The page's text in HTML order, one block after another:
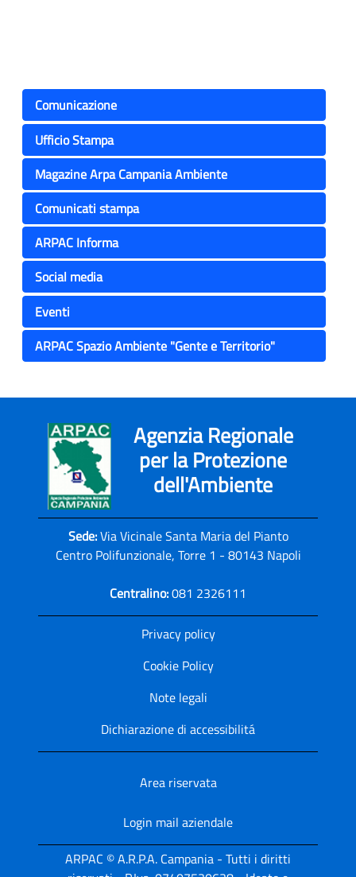
Comunicazione
Ufficio Stampa
Magazine Arpa Campania Ambiente
Comunicati stampa
ARPAC Informa
Social media
Eventi
ARPAC Spazio Ambiente "Gente e Territorio"
Agenzia Regionale
per la Protezione
dell'Ambiente
Sede:Via Vicinale Santa Maria del Pianto
Centro Polifunzionale, Torre 1 - 80143 Napoli
Centralino:081 2326111
Privacy policy
Cookie Policy
Note legali
Dichiarazione di accessibilitá
Area riservata
Login mail aziendale
ARPAC © A.R.P.A. Campania - Tutti i diritti